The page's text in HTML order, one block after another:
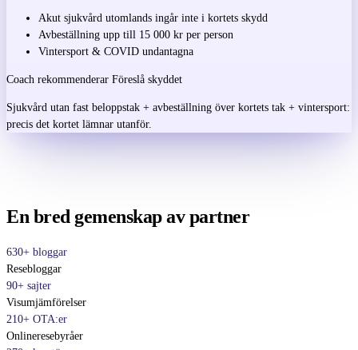
Akut sjukvård utomlands ingår inte i kortets skydd
Avbeställning upp till 15 000 kr per person
Vintersport & COVID undantagna
Coach rekommenderar Föreslå skyddet
Sjukvård utan fast beloppstak + avbeställning över kortets tak + vintersport:
precis det kortet lämnar utanför.
En bred gemenskap av partner
630+ bloggar
Resebloggar
90+ sajter
Visumjämförelser
210+ OTA:er
Onlineresebyråer